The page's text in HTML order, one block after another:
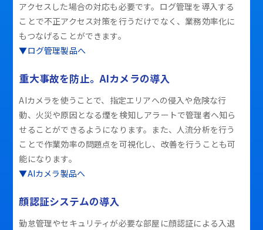
アクセスした場合の対応も必要です。ログ管理を導入する
ことで不正アクセス対策を行うだけでなく、業務効率化に
もつなげることができます。
▼ログ管理製品へ
重大事故を防止。AIカメラの導入
AIカメラを使うことで、指定エリアへの侵入や危険な行
動、火災や原因となる煙を検知しアラートで管理者へ知ら
せることができるようになります。また、人流分析を行う
ことで作業効率の問題点を可視化し、改善を行うことも可
能になります。
▼AIカメラ製品へ
顔認証システムの導入
勤怠管理やセキュリティが必要な部屋に顔認証による入退